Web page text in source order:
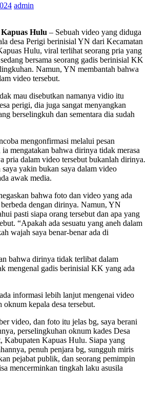
admin
Hulu – Sebuah video yang diduga
desa Perigi berinisial YN dari Kecamatan
Hulu, viral terlihat seorang pria yang
bersama seorang gadis berinisial KK
Namun, YN membantah bahwa
video tersebut.
mau disebutkan namanya vidio itu
perigi, dia juga sangat menyangkan
berselingkuh dan sementara dia sudah
mengonfirmasi melalui pesan
mengatakan bahwa dirinya tidak merasa
pria dalam video tersebut bukanlah dirinya.
saya yakin bukan saya dalam video
awak media.
bahwa foto dan video yang ada
dengan dirinya. Namun, YN
pasti siapa orang tersebut dan apa yang
“Apakah ada sesuatu yang aneh dalam
wajah saya benar-benar ada di
bahwa dirinya tidak terlibat dalam
mengenal gadis berinisial KK yang ada
informasi lebih lanjut mengenai video
kepala desa tersebut.
video, dan foto itu jelas bg, saya berani
perselingkuhan oknum kades Desa
Kabupaten Kapuas Hulu. Siapa yang
penuh penjara bg, sungguh miris
pejabat publik, dan seorang pemimpin
mencerminkan tingkah laku asusila